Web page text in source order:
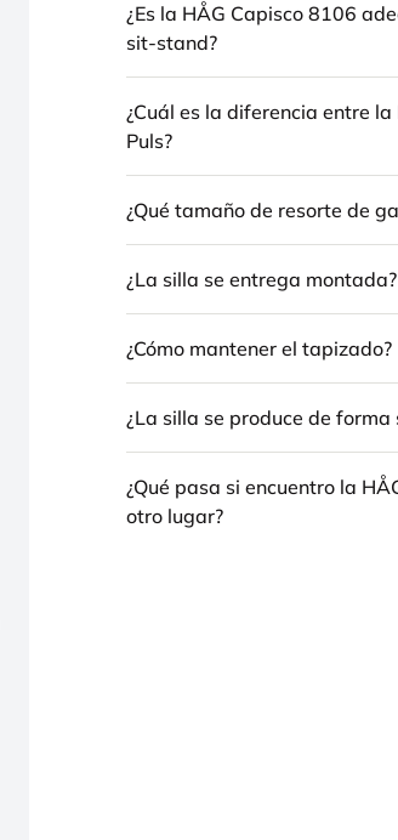
¿Es la HÅG Capisco 8106
sit-stand?
¿Cuál es la diferencia entre
Puls?
¿Qué tamaño de resorte de
¿La silla se entrega montada?
¿Cómo mantener el tapizado?
¿La silla se produce de forma
¿Qué pasa si encuentro la
otro lugar?